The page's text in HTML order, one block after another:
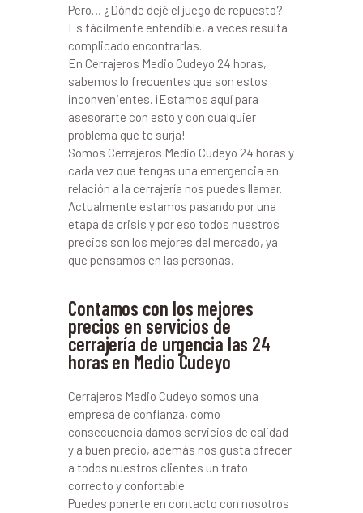
Pero… ¿Dónde dejé el juego de repuesto?
Es fácilmente entendible, a veces resulta
complicado encontrarlas.
En Cerrajeros Medio Cudeyo 24 horas,
sabemos lo frecuentes que son estos
inconvenientes. ¡Estamos aquí para
asesorarte con esto y con cualquier
problema que te surja!
Somos Cerrajeros Medio Cudeyo 24 horas y
cada vez que tengas una emergencia en
relación a la cerrajería nos puedes llamar.
Actualmente estamos pasando por una
etapa de crisis y por eso todos nuestros
precios son los mejores del mercado, ya
que pensamos en las personas.
Contamos con los mejores
precios en servicios de
cerrajería de urgencia las 24
horas en Medio Cudeyo
Cerrajeros Medio Cudeyo somos una
empresa de confianza, como
consecuencia damos servicios de calidad
y a buen precio, además nos gusta ofrecer
a todos nuestros clientes un trato
correcto y confortable.
Puedes ponerte en contacto con nosotros